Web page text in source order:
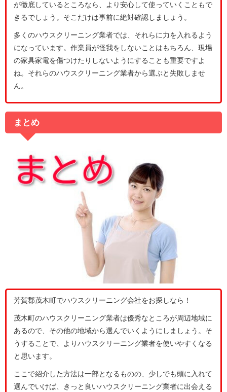
が徹底しているところなら、より安心して使っていくこともで
きるでしょう。そこだけは事前に絶対確認しましょう。
多くのハウスクリーニング業者では、それらに力を入れるよう
になっています。作業員が怪我をしないことはもちろん、現場
の家具家電を傷つけたりしないようにすることも重要ですよ
ね。それらのハウスクリーニング業者から選ぶと失敗しませ
ん。
まとめ
芳賀郡茂木町でハウスクリーニング会社をお探しなら！
茂木町のハウスクリーニング業者は優秀なところが周辺地域に
あるので、その他の地域から選んでいくようにしましょう。そ
うすることで、よりハウスクリーニング業者を使いやすくなる
と思います。
ここで紹介した方法は一部となるものの、少しでも頭に入れて
選んでいけば、きっと良いハウスクリーニング業者に出会える